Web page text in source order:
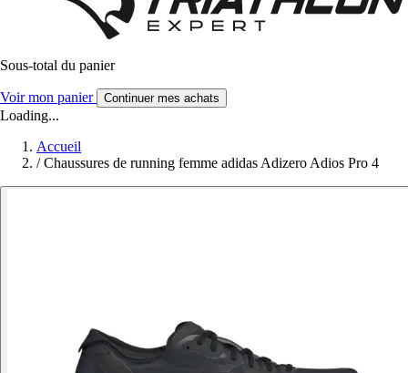
Sous-total du panier
Voir mon panier Continuer mes achats
Loading...
Accueil
/ Chaussures de running femme adidas Adizero Adios Pro 4